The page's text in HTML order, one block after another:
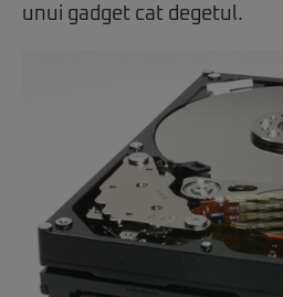
unui gadget cat degetul.